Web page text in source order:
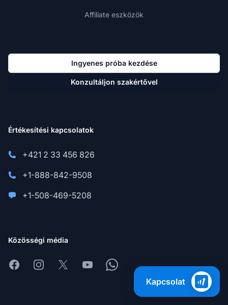
Affiliate eszközök
Ingyenes próba kezdése
Konzultáljon szakértővel
Értékesítési kapcsolatok
+421 2 33 456 826
+1-888-842-9508
+1-508-469-5208
Közösségi média
FacebookInstagram
X YoutubeWhatsapp
Kapcsolat